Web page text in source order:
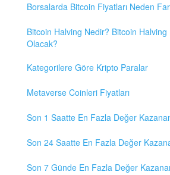
Borsalarda Bitcoin Fiyatları Neden
Bitcoin Halving Nedir? Bitcoin
Olacak?
Kategorilere Göre Kripto Paralar
Metaverse Coinleri Fiyatları
Son 1 Saatte En Fazla Değer
Son 24 Saatte En Fazla Değer
Son 7 Günde En Fazla Değer